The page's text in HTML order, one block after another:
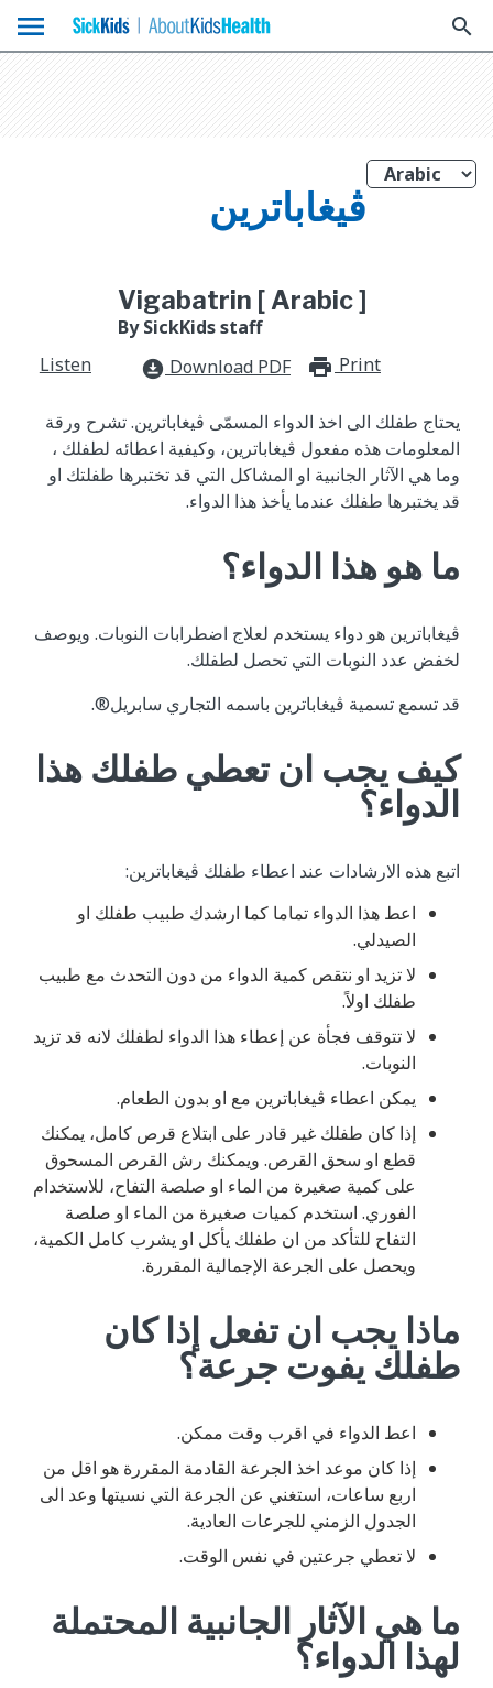
menu search
ڤيغاباترين
Vigabatrin [ Arabic ]
By SickKids staff
Listen
download_for_offline Download PDF Print
يحتاج طفلك الى اخذ الدواء المسمّى ڤيغاباترين. تشرح ورقة
المعلومات هذه مفعول ڤيغاباترين، وكيفية اعطائه لطفلك ،
وما هي الآثار الجانبية او المشاكل التي قد تختبرها طفلتك او
قد يختبرها طفلك عندما يأخذ هذا الدواء.
ما هو هذا الدواء؟
ڤيغاباترين هو دواء يستخدم لعلاج اضطرابات النوبات. ويوصف
لخفض عدد النوبات التي تحصل لطفلك.
قد تسمع تسمية ڤيغاباترين باسمه التجاري سابريل®.
كيف يجب ان تعطي طفلك هذا
الدواء؟
اتبع هذه الارشادات عند اعطاء طفلك ڤيغاباترين:
اعط هذا الدواء تماما كما ارشدك طبيب طفلك او
الصيدلي.
لا تزيد او نتقص كمية الدواء من دون التحدث مع طبيب
طفلك اولاً.
لا تتوقف فجأة عن إعطاء هذا الدواء لطفلك لانه قد تزيد
النوبات.
يمكن اعطاء ڤيغاباترين مع او بدون الطعام.
إذا كان طفلك غير قادر على ابتلاع قرص كامل، يمكنك
قطع او سحق القرص. ويمكنك رش القرص المسحوق
على كمية صغيرة من الماء او صلصة التفاح، للاستخدام
الفوري. استخدم كميات صغيرة من الماء او صلصة
التفاح للتأكد من ان طفلك يأكل او يشرب كامل الكمية،
ويحصل على الجرعة الإجمالية المقررة.
ماذا يجب ان تفعل إذا كان
طفلك يفوت جرعة؟
اعط الدواء في اقرب وقت ممكن.
إذا كان موعد اخذ الجرعة القادمة المقررة هو اقل من
اربع ساعات، استغني عن الجرعة التي نسيتها وعد الى
الجدول الزمني للجرعات العادية.
لا تعطي جرعتين في نفس الوقت.
ما هي الآثار الجانبية المحتملة
لهذا الدواء؟